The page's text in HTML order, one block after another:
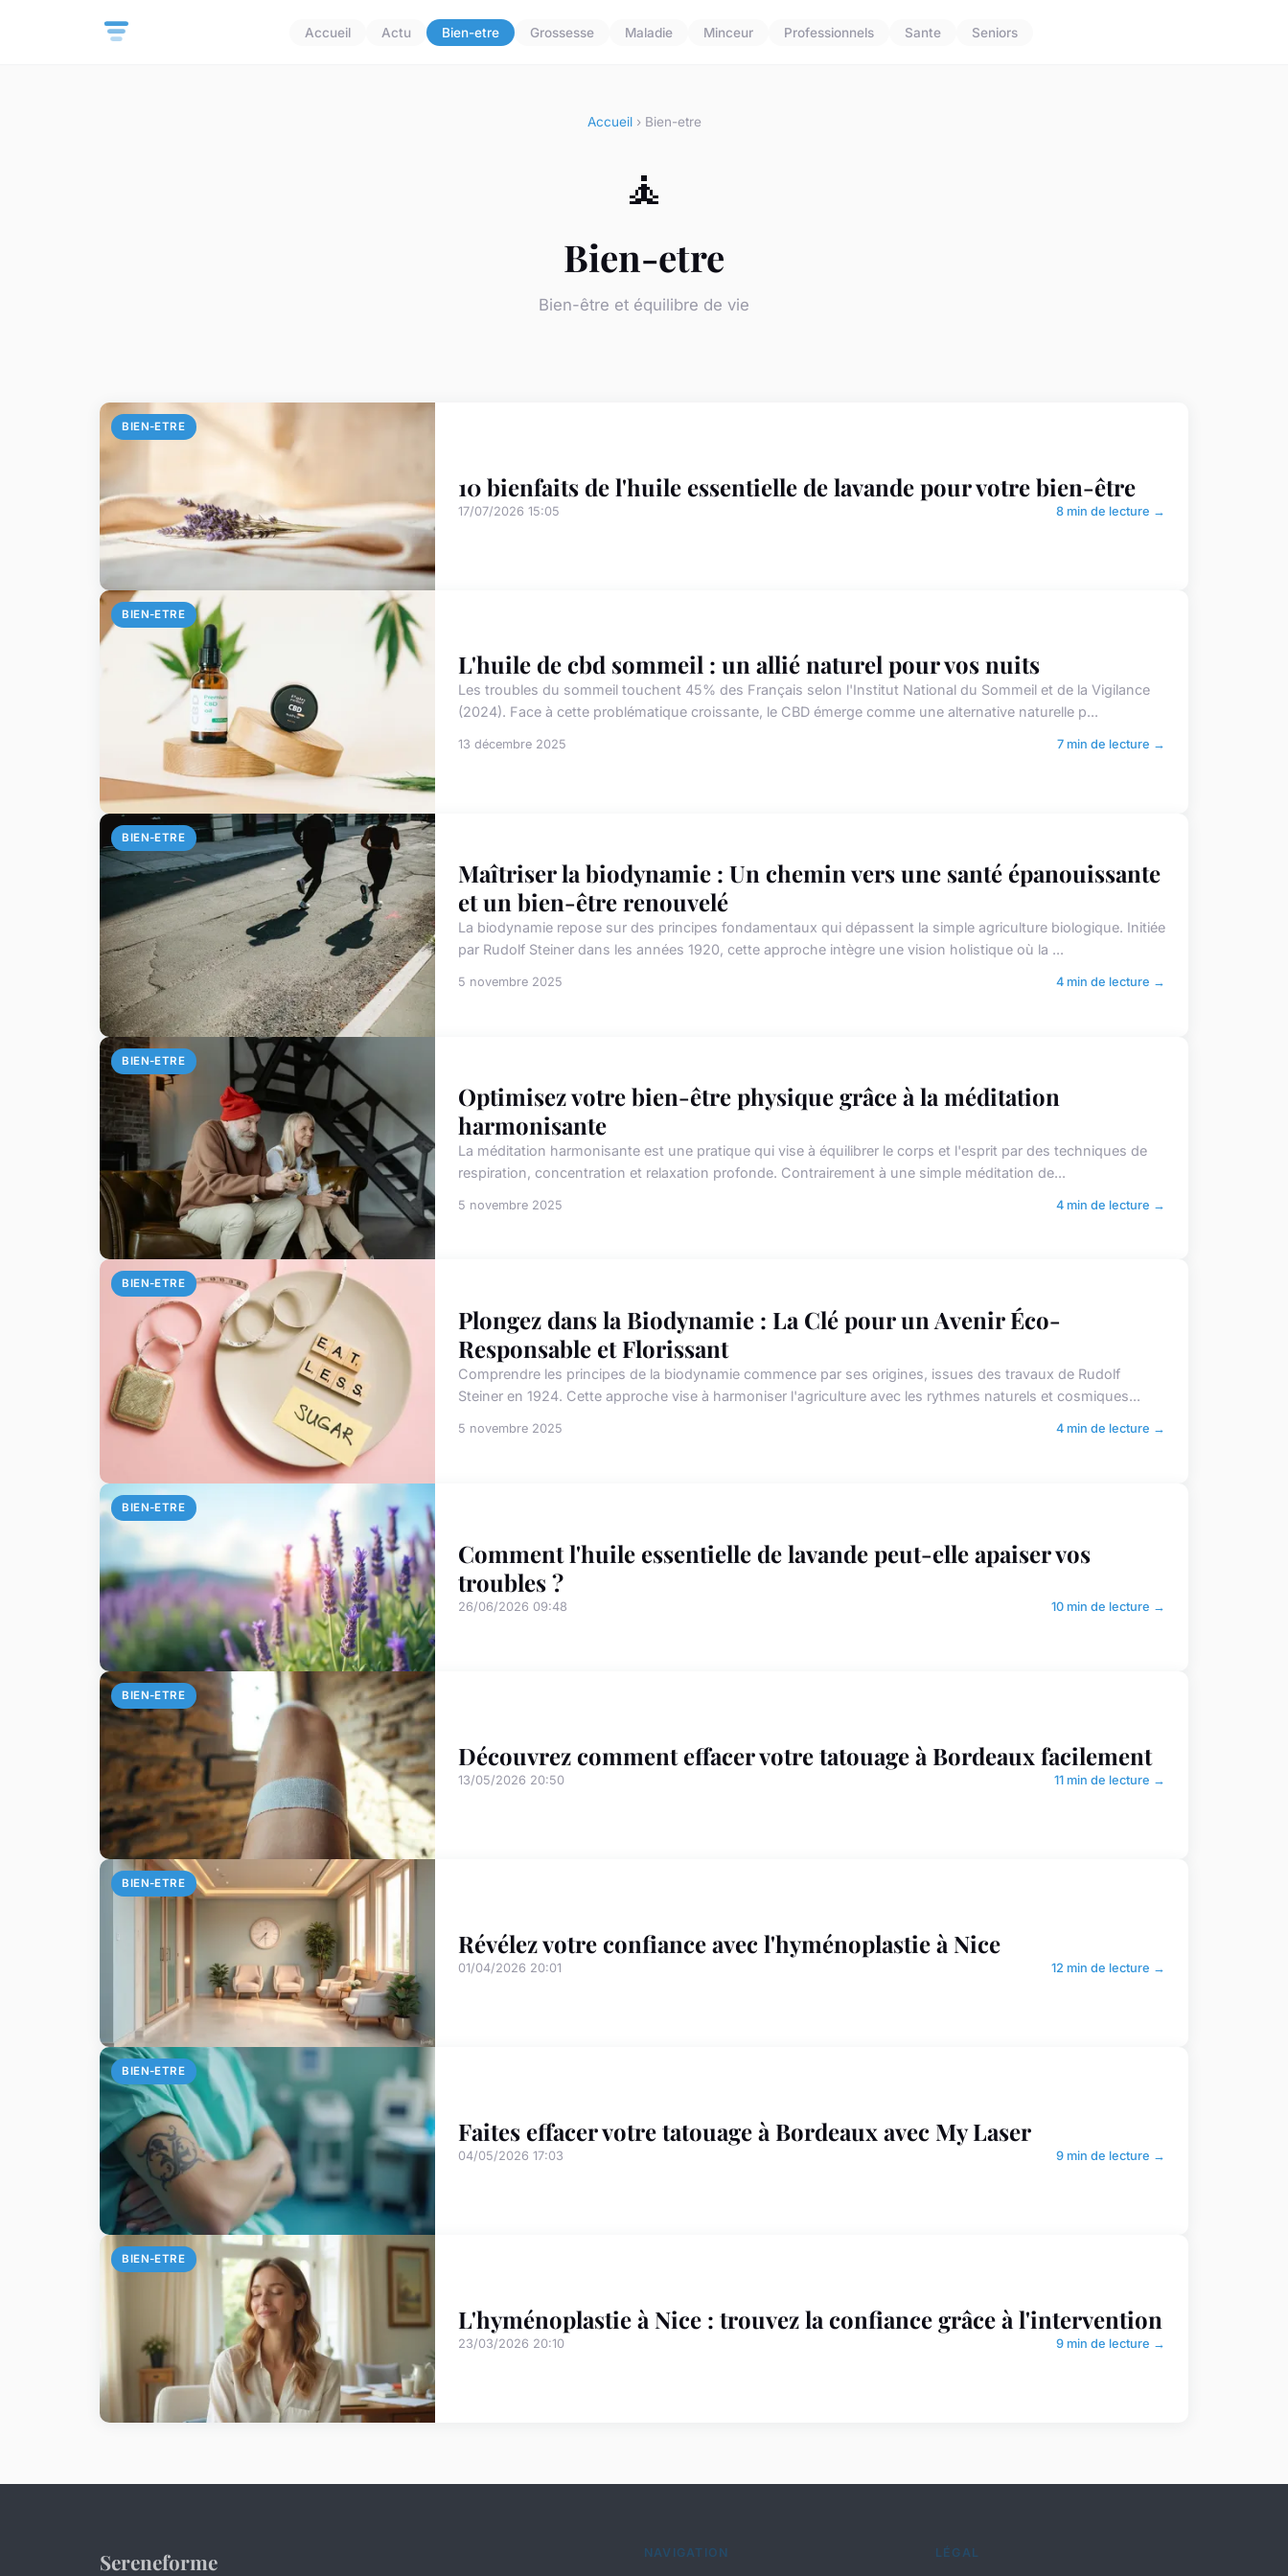
Accueil Actu Bien-etre Grossesse Maladie Minceur Professionnels Sante Seniors
Accueil› Bien-etre
🧘
Bien-etre
Bien-être et équilibre de vie
BIEN-ETRE
10 bienfaits de l'huile essentielle de lavande pour votre bien-être
17/07/2026 15:05 8 min de lecture →
BIEN-ETRE
L'huile de cbd sommeil : un allié naturel pour vos nuits
Les troubles du sommeil touchent 45% des Français selon l'Institut National du Sommeil et de la Vigilance
(2024). Face à cette problématique croissante, le CBD émerge comme une alternative naturelle p...
13 décembre 2025 7 min de lecture →
BIEN-ETRE
Maîtriser la biodynamie : Un chemin vers une santé épanouissante
et un bien-être renouvelé
La biodynamie repose sur des principes fondamentaux qui dépassent la simple agriculture biologique. Initiée
par Rudolf Steiner dans les années 1920, cette approche intègre une vision holistique où la ...
5 novembre 2025 4 min de lecture →
BIEN-ETRE
Optimisez votre bien-être physique grâce à la méditation
harmonisante
La méditation harmonisante est une pratique qui vise à équilibrer le corps et l'esprit par des techniques de
respiration, concentration et relaxation profonde. Contrairement à une simple méditation de...
5 novembre 2025 4 min de lecture →
BIEN-ETRE
Plongez dans la Biodynamie : La Clé pour un Avenir Éco-
Responsable et Florissant
Comprendre les principes de la biodynamie commence par ses origines, issues des travaux de Rudolf
Steiner en 1924. Cette approche vise à harmoniser l'agriculture avec les rythmes naturels et cosmiques...
5 novembre 2025 4 min de lecture →
BIEN-ETRE
Comment l'huile essentielle de lavande peut-elle apaiser vos
troubles ?
26/06/2026 09:48 10 min de lecture →
BIEN-ETRE
Découvrez comment effacer votre tatouage à Bordeaux facilement
13/05/2026 20:50 11 min de lecture →
BIEN-ETRE
Révélez votre confiance avec l'hyménoplastie à Nice
01/04/2026 20:01 12 min de lecture →
BIEN-ETRE
Faites effacer votre tatouage à Bordeaux avec My Laser
04/05/2026 17:03 9 min de lecture →
BIEN-ETRE
L'hyménoplastie à Nice : trouvez la confiance grâce à l'intervention
23/03/2026 20:10 9 min de lecture →
Sereneforme NAVIGATION LÉGAL